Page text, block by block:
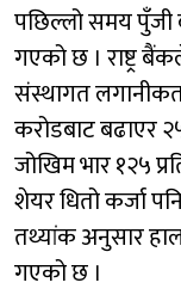
पछिल्लो समय पुँजी
गएको छ । राष्ट्र
संस्थागत
करोडबाट बढाएर
जोखिम भार १२५
शेयर धितो कर्जा
तथ्यांक अनुसार
गएको छ ।